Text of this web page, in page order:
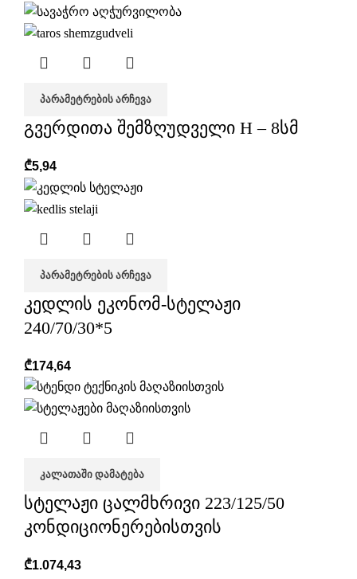
ᲞᲐᲠᲐᲛᲔᲢᲠᲔᲑᲘᲡ ᲐᲠᲩᲔᲕᲐ
გვერდითა შემზღუდველი H – 8სმ
₾5,94
ᲞᲐᲠᲐᲛᲔᲢᲠᲔᲑᲘᲡ ᲐᲠᲩᲔᲕᲐ
კედლის ეკონომ-სტელაჟი
240/70/30*5
₾174,64
ᲙᲐᲚᲐᲗᲐᲨᲘ ᲓᲐᲛᲐᲢᲔᲑᲐ
სტელაჟი ცალმხრივი 223/125/50
კონდიციონერებისთვის
₾1.074,43